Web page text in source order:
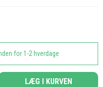
for 1-2 hverdage
LÆG I KURVEN